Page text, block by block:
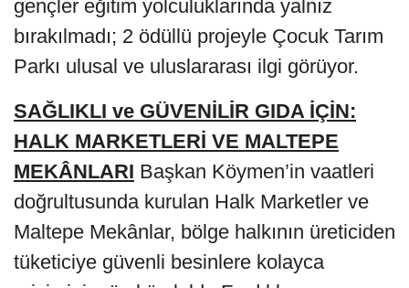
gençler eğitim yolculuklarında yalnız
bırakılmadı; 2 ödüllü projeyle Çocuk Tarım
Parkı ulusal ve uluslararası ilgi görüyor.
SAĞLIKLI ve GÜVENİLİR GIDA İÇİN:
HALK MARKETLERİ VE MALTEPE
MEKÂNLARI Başkan Köymen’in vaatleri
doğrultusunda kurulan Halk Marketler ve
Maltepe Mekânlar, bölge halkının üreticiden
tüketiciye güvenli besinlere kolayca